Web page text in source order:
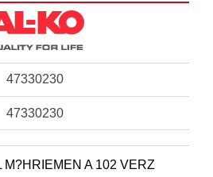
47330230
47330230
M?HRIEMEN A 102 VERZ